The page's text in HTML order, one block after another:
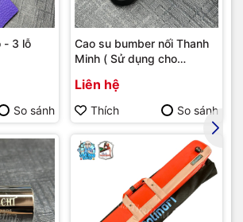
- 3 lỗ
So sánh
Cao su bumber nối Thanh
Minh ( Sử dụng cho
Liên hệ
Thích So sánh